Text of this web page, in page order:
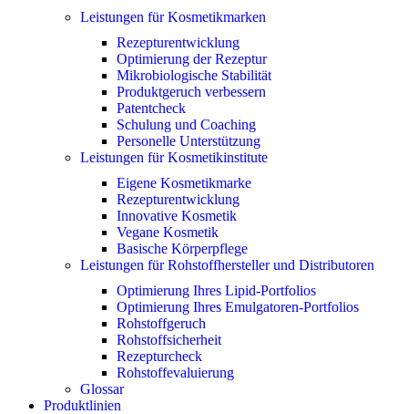
Leistungen für Kosmetikmarken
Rezepturentwicklung
Optimierung der Rezeptur
Mikrobiologische Stabilität
Produktgeruch verbessern
Patentcheck
Schulung und Coaching
Personelle Unterstützung
Leistungen für Kosmetikinstitute
Eigene Kosmetikmarke
Rezepturentwicklung
Innovative Kosmetik
Vegane Kosmetik
Basische Körperpflege
Leistungen für Rohstoffhersteller und Distributoren
Optimierung Ihres Lipid-Portfolios
Optimierung Ihres Emulgatoren-Portfolios
Rohstoffgeruch
Rohstoffsicherheit
Rezepturcheck
Rohstoffevaluierung
Glossar
Produktlinien